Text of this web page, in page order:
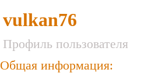
vulkan76
Профиль пользователя
Общая информация: